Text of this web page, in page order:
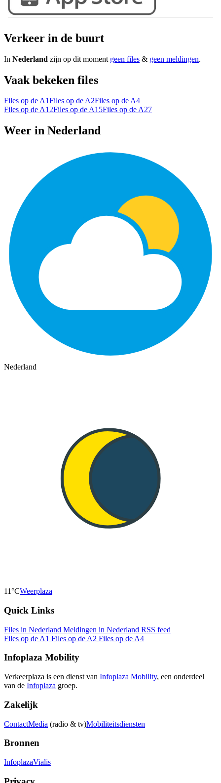
Verkeer in de buurt
In Nederland zijn op dit moment geen files & geen meldingen.
Vaak bekeken files
Files op de A1Files op de A2Files op de A4
Files op de A12Files op de A15Files op de A27
Weer in Nederland
Nederland
11°CWeerplaza
Quick Links
Files in Nederland Meldingen in Nederland RSS feed
Files op de A1 Files op de A2 Files op de A4
Infoplaza Mobility
Verkeerplaza is een dienst van Infoplaza Mobility, een onderdeel
van de Infoplaza groep.
Zakelijk
ContactMedia (radio & tv)Mobiliteitsdiensten
Bronnen
InfoplazaVialis